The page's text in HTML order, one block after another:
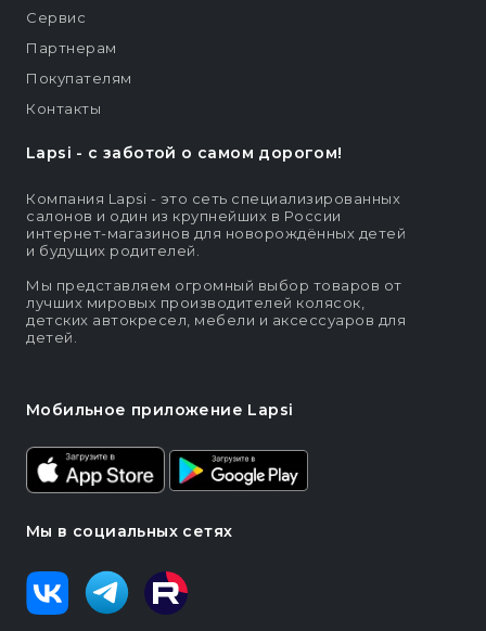
Lapsi - c заботой о самом дорогом!
Компания Lapsi - это сеть специализированных
салонов и один из крупнейших в России
интернет-магазинов для новорождённых детей
и будущих родителей.
Мы представляем огромный выбор товаров от
лучших мировых производителей колясок,
детских автокресел, мебели и аксессуаров для
детей.
Мобильное приложение Lapsi
Мы в социальных сетях
Сервис
Партнерам
Покупателям
Контакты